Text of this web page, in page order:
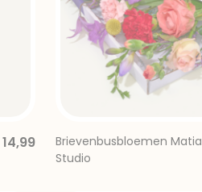
14,99
Brievenbusbloemen Matia
Studio